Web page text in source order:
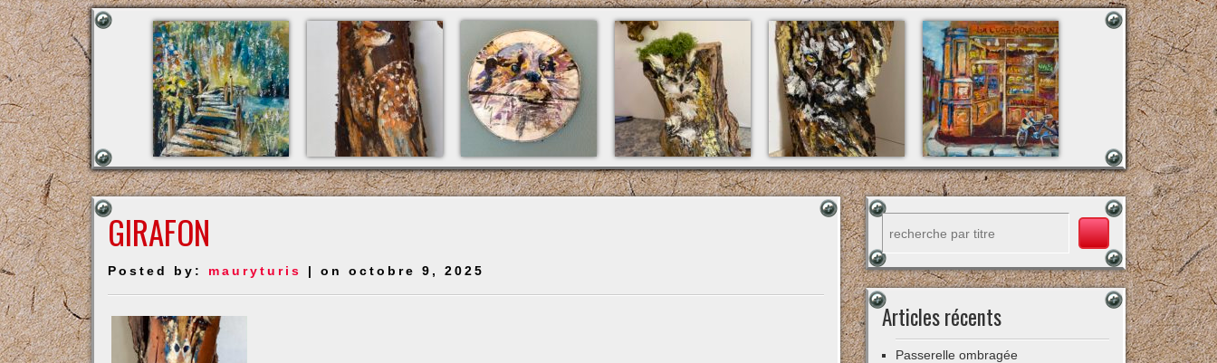
GIRAFON
Posted by: mauryturis | on octobre 9, 2025
Articles récents
Passerelle ombragée